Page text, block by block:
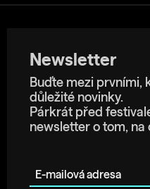
Newsletter
Buďte mezi prvními,
důležité novinky.
Párkrát před
newsletter o tom, na